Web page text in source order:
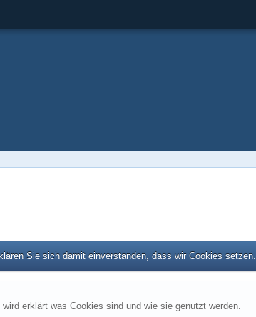
Sie sich damit einverstanden, dass wir Cookies setzen.
erklärt was Cookies sind und wie sie genutzt werden.